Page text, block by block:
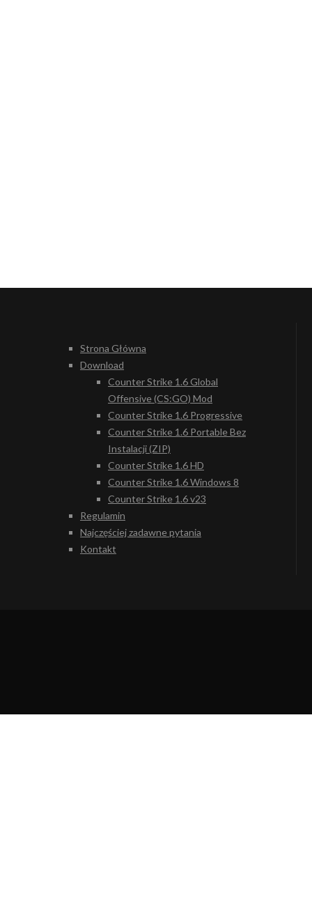
Strona Główna
Download
Counter Strike 1.6 Global
Offensive (CS:GO) Mod
Counter Strike 1.6 Progressive
Counter Strike 1.6 Portable Bez
Instalacji (ZIP)
Counter Strike 1.6 HD
Counter Strike 1.6 Windows 8
Counter Strike 1.6 v23
Regulamin
Najczęściej zadawne pytania
Kontakt